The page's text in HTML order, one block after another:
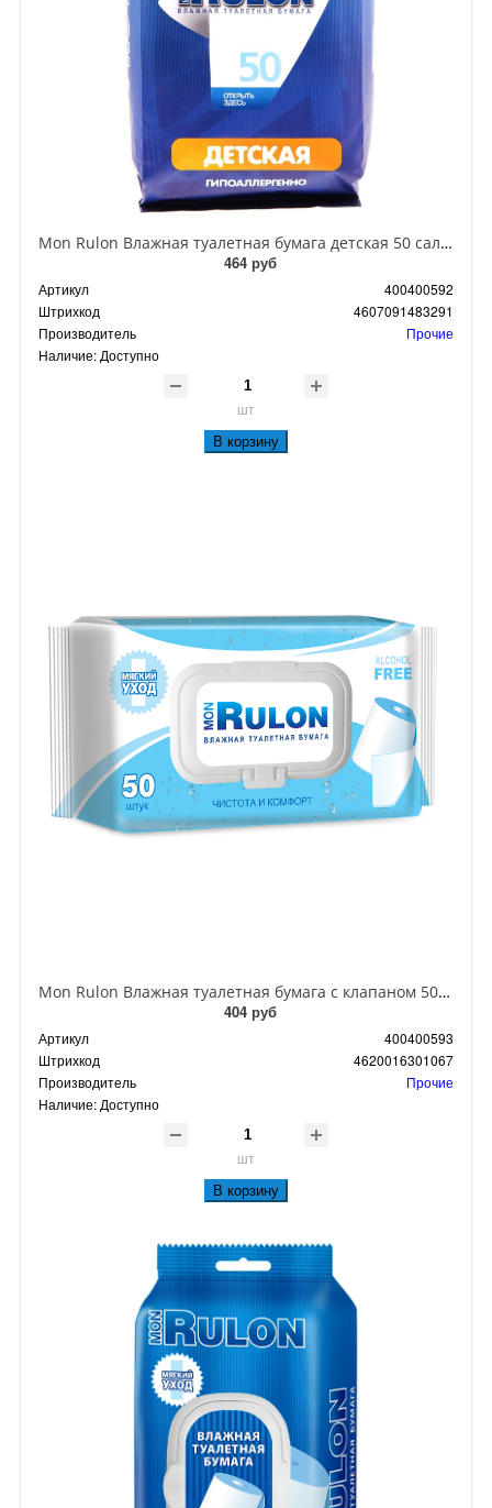
Mon Rulon Влажная туалетная бумага детская 50 салфеток
464 руб
Артикул
400400592
Штрихкод
4607091483291
Производитель
Прочие
Наличие: Доступно
шт
В корзину
Mon Rulon Влажная туалетная бумага с клапаном 50 шт
404 руб
Артикул
400400593
Штрихкод
4620016301067
Производитель
Прочие
Наличие: Доступно
шт
В корзину